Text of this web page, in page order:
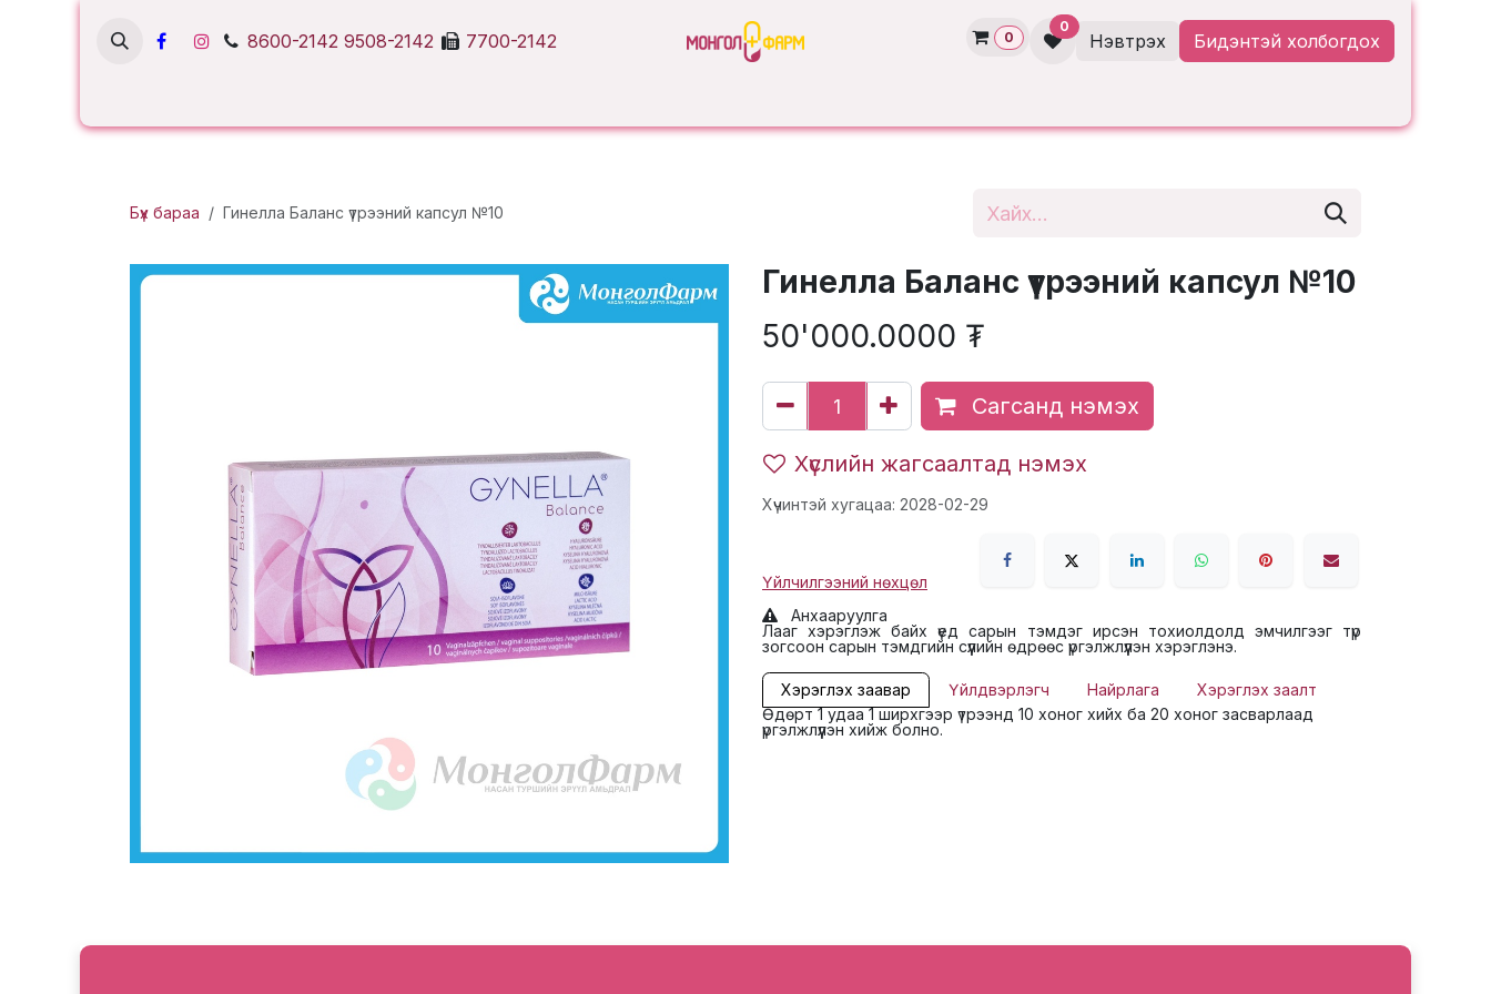
8600-2142 9508-2142 7700-2142 0
0
Нэвтрэх Бидэнтэй холбогдох
Бүх бараа Гинелла Баланс үтрээний капсул №10
Гинелла Баланс үтрээний капсул №10
50'000.0000 ₮
Сагсанд нэмэх
Хүслийн жагсаалтад нэмэх
Хүчинтэй хугацаа: 2028-02-29
Үйлчилгээний нөхцөл
Анхааруулга
Лааг хэрэглэж байх үед сарын тэмдэг ирсэн тохиолдолд эмчилгээг түр
зогсоон сарын тэмдгийн сүүлийн өдрөөс үргэлжлүүлэн хэрэглэнэ.
Хэрэглэх заавар Үйлдвэрлэгч Найрлага
Хэрэглэх заалт
Өдөрт 1 удаа 1 ширхгээр үтрээнд 10 хоног хийх ба 20 хоног засварлаад
үргэлжлүүлэн хийж болно.